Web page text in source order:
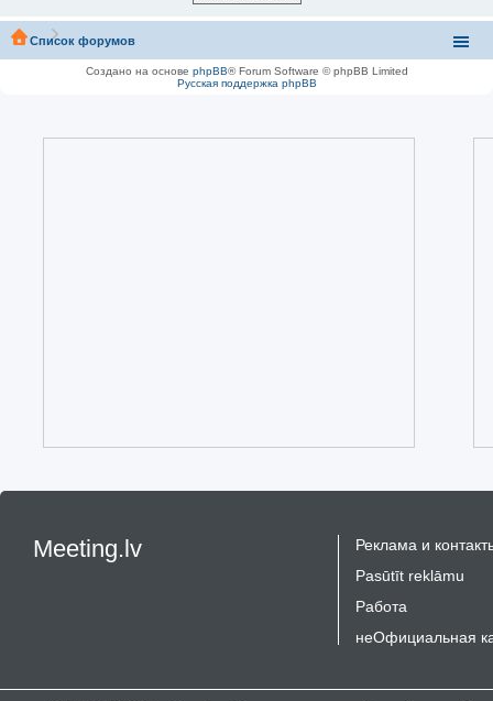
Список форумов
Создано на основе phpBB® Forum Software © phpBB Limited
Русская поддержка phpBB
Meeting.lv
Реклама и
Pasūtīt reklāmu
Работа
неОфициальная